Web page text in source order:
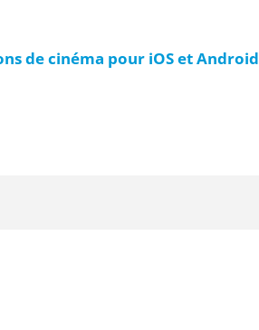
de cinéma pour iOS et Android